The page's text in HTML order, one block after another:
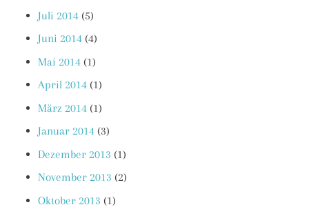
Juli 2014 (5)
Juni 2014 (4)
Mai 2014 (1)
April 2014 (1)
März 2014 (1)
Januar 2014 (3)
Dezember 2013 (1)
November 2013 (2)
Oktober 2013 (1)